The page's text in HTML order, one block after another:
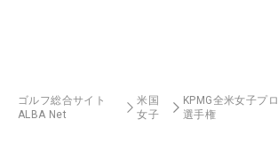
ゴルフ総合サイト
ALBA Net
米国
女子
KPMG全米女子プロ
選手権